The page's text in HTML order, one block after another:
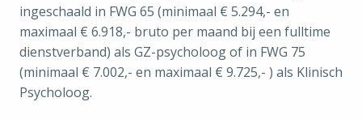
ingeschaald in FWG 65 (minimaal € 5.294,- en
maximaal € 6.918,- bruto per maand bij een fulltime
dienstverband) als GZ-psycholoog of in FWG 75
(minimaal € 7.002,- en maximaal € 9.725,- ) als Klinisch
Psycholoog.